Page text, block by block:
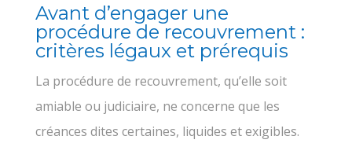
Avant d’engager une
procédure de recouvrement :
critères légaux et prérequis
La procédure de recouvrement, qu’elle soit
amiable ou judiciaire, ne concerne que les
créances dites certaines, liquides et exigibles.